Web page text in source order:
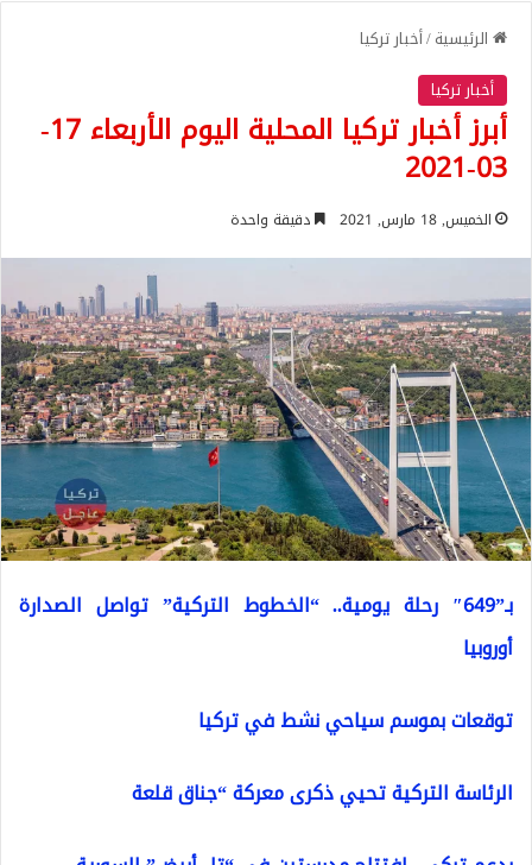
الرئيسية/أخبار تركيا
أخبار تركيا
أبرز أخبار تركيا المحلية اليوم الأربعاء 17-
03-2021
الخميس, 18 مارس, 2021 دقيقة واحدة
بـ”649″ رحلة يومية.. “الخطوط التركية” تواصل الصدارة
أوروبيا
توقعات بموسم سياحي نشط في تركيا
الرئاسة التركية تحيي ذكرى معركة “جناق قلعة